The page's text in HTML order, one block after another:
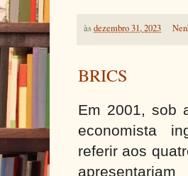
àsdezembro 31, 2023
BRICS
Em 2001, sob
economista
referir aos